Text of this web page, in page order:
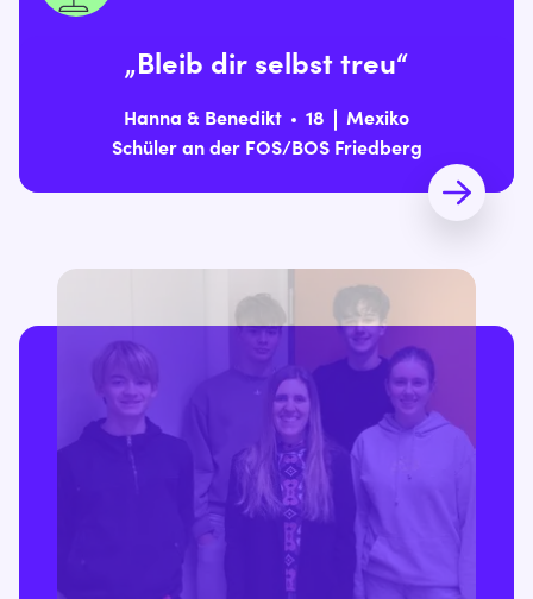
„Bleib dir selbst treu“
Hanna & Benedikt 18
Mexiko
Schüler an der FOS/BOS Friedberg